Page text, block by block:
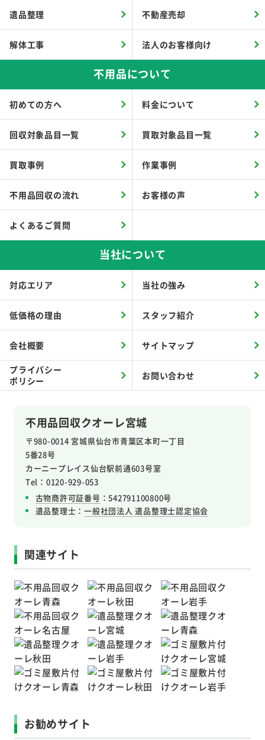
不用品回収クオーレ宮城
〒980-0014 宮城県仙台市青葉区本町一丁目
5番28号
カーニープレイス仙台駅前通603号室
Tel：0120-929-053
古物商許可証番号 ：542791100800号
遺品整理士： 一般社団法人 遺品整理士認定協会
遺品整理 不動産売却
解体工事 法人のお客様向け
不用品について
初めての方へ 料金について
回収対象品目一覧 買取対象品目一覧
買取事例 作業事例
不用品回収の流れ お客様の声
よくあるご質問
当社について
対応エリア 当社の強み
低価格の理由 スタッフ紹介
会社概要 サイトマップ
プライバシー
ポリシー
お問い合わせ
関連サイト
お勧めサイト